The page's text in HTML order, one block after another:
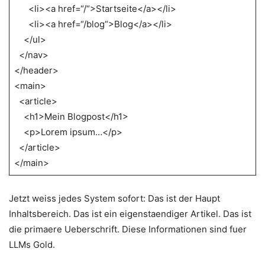
<li><a href=“/“>Startseite</a></li>
<li><a href=“/blog“>Blog</a></li>
</ul>
</nav>
</header>
<main>
<article>
<h1>Mein Blogpost</h1>
<p>Lorem ipsum…</p>
</article>
</main>
Jetzt weiss jedes System sofort: Das ist der Haupt
Inhaltsbereich. Das ist ein eigenstaendiger Artikel. Das ist
die primaere Ueberschrift. Diese Informationen sind fuer
LLMs Gold.